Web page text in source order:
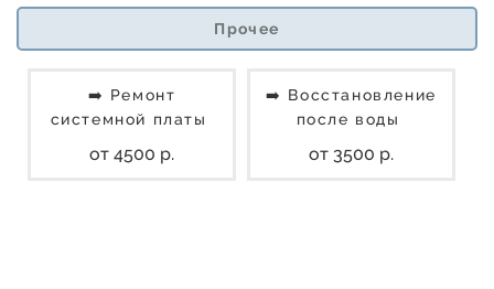
Прочее
➡️ Ремонт
системной платы
от 4500 р.
➡️ Восстановление
после воды
от 3500 р.